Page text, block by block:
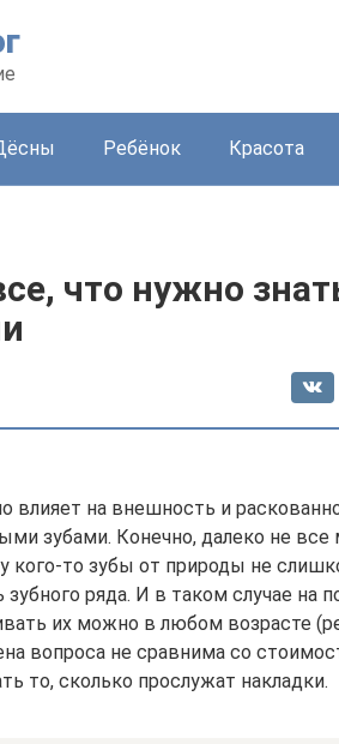
Ребёнок Красота
что нужно
влияет на внешность и
зубами. Конечно, далеко не все
кого-то зубы от природы не
зубного ряда. И в таком случае на
их можно в любом возрасте
вопроса не сравнима со
то, сколько прослужат накладки.